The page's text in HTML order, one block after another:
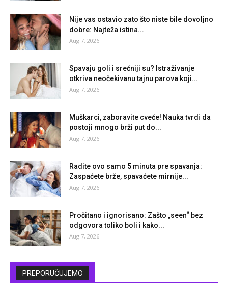
Nije vas ostavio zato što niste bile dovoljno
dobre: Najteža istina...
Aug 7, 2026
Spavaju goli i srećniji su? Istraživanje
otkriva neočekivanu tajnu parova koji...
Aug 7, 2026
Muškarci, zaboravite cveće! Nauka tvrdi da
postoji mnogo brži put do...
Aug 7, 2026
Radite ovo samo 5 minuta pre spavanja:
Zaspaćete brže, spavaćete mirnije...
Aug 7, 2026
Pročitano i ignorisano: Zašto „seen“ bez
odgovora toliko boli i kako...
Aug 7, 2026
PREPORUČUJEMO